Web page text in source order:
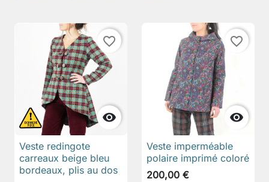

favorite_border
Veste redingote
carreaux beige bleu
bordeaux, plis au dos

favorite_border
Veste imperméable
polaire imprimé coloré
200,00 €